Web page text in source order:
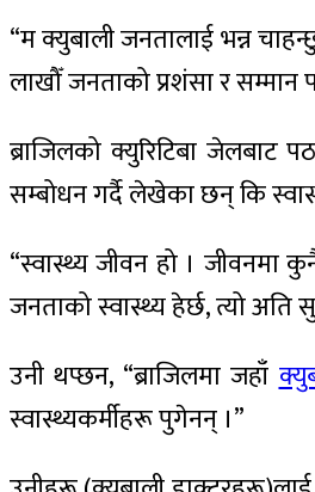
“म क्युबाली जनतालाई भन्न
लाखौँ जनताको प्रशंसा र सम्मान
ब्राजिलको क्युरिटिबा जेलबाट
सम्बोधन गर्दै लेखेका छन् कि
“स्वास्थ्य जीवन हो । जीवनमा
जनताको स्वास्थ्य हेर्छ, त्यो अति
उनी थप्छन, “ब्राजिलमा जहाँ
स्वास्थ्यकर्मीहरू पुगेनन् ।”